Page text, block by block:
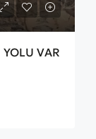
VAR